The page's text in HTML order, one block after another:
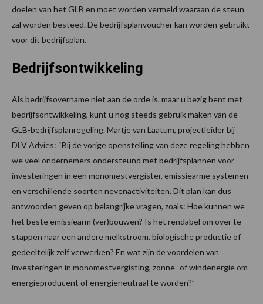
doelen van het GLB en moet worden vermeld waaraan de steun
zal worden besteed. De bedrijfsplanvoucher kan worden gebruikt
voor dit bedrijfsplan.
Bedrijfsontwikkeling
Als bedrijfsovername niet aan de orde is, maar u bezig bent met
bedrijfsontwikkeling, kunt u nog steeds gebruik maken van de
GLB-bedrijfsplanregeling. Martje van Laatum, projectleider bij
DLV Advies: “Bij de vorige openstelling van deze regeling hebben
we veel ondernemers ondersteund met bedrijfsplannen voor
investeringen in een monomestvergister, emissiearme systemen
en verschillende soorten nevenactiviteiten. Dit plan kan dus
antwoorden geven op belangrijke vragen, zoals: Hoe kunnen we
het beste emissiearm (ver)bouwen? Is het rendabel om over te
stappen naar een andere melkstroom, biologische productie of
gedeeltelijk zelf verwerken? En wat zijn de voordelen van
investeringen in monomestvergisting, zonne- of windenergie om
energieproducent of energieneutraal te worden?”